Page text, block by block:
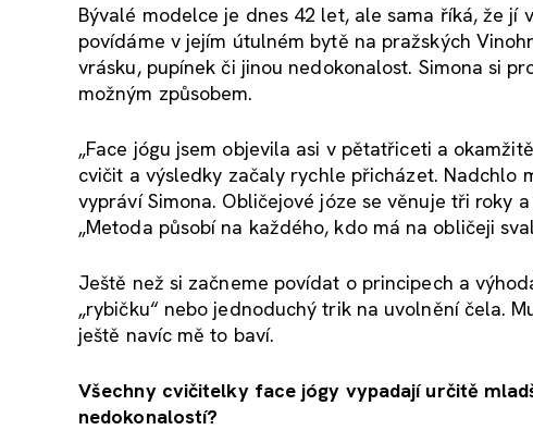
Bývalé modelce je dnes 42 let, ale sama říká, že jí
povídáme v jejím útulném bytě na pražských
vrásku, pupínek či jinou nedokonalost. Simona si
možným způsobem.
„Face jógu jsem objevila asi v pětatřiceti a
cvičit a výsledky začaly rychle přicházet. Nadchlo
vypráví Simona. Obličejové józe se věnuje tři roky
„Metoda působí na každého, kdo má na obličeji
Ještě než si začneme povídat o principech a
„rybičku“ nebo jednoduchý trik na uvolnění čela.
ještě navíc mě to baví.
Všechny cvičitelky face jógy vypadají určitě
nedokonalostí?